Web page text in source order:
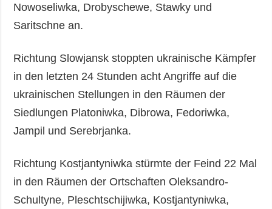
Nowoseliwka, Drobyschewe, Stawky und
Saritschne an.
Richtung Slowjansk stoppten ukrainische Kämpfer
in den letzten 24 Stunden acht Angriffe auf die
ukrainischen Stellungen in den Räumen der
Siedlungen Platoniwka, Dibrowa, Fedoriwka,
Jampil und Serebrjanka.
Richtung Kostjantyniwka stürmte der Feind 22 Mal
in den Räumen der Ortschaften Oleksandro-
Schultyne, Pleschtschijiwka, Kostjantyniwka,